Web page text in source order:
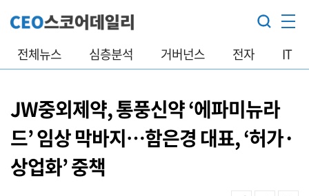
전체뉴스 심층분석 거버넌스 전자 IT
JW중외제약, 통풍신약 ‘에파미뉴라
드’ 임상 막바지…함은경 대표, ‘허가·
상업화’ 중책